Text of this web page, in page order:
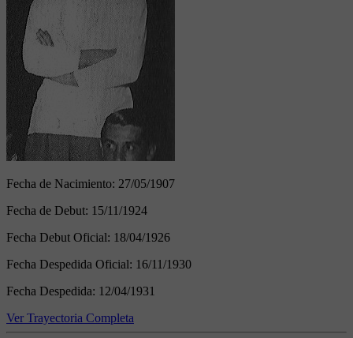
Fecha de Nacimiento: 27/05/1907
Fecha de Debut: 15/11/1924
Fecha Debut Oficial: 18/04/1926
Fecha Despedida Oficial: 16/11/1930
Fecha Despedida: 12/04/1931
Ver Trayectoria Completa